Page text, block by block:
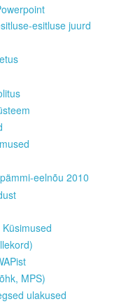
esitluse juurd
eelnõu 2010
MPS)
ulakused